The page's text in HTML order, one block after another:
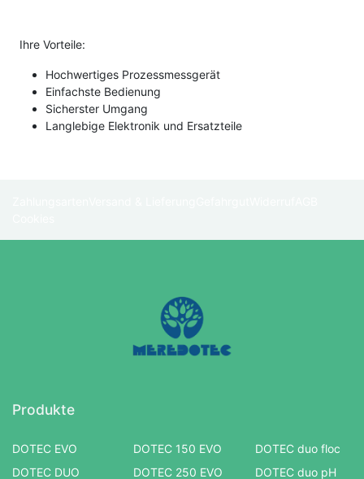
Ihre Vorteile:
Hochwertiges Prozessmessgerät
Einfachste Bedienung
Sicherster Umgang
Langlebige Elektronik und Ersatzteile
Produkte
DOTEC EVO
DOTEC DUO
DOTEC 150 EVO
DOTEC 250 EVO
DOTEC duo floc
DOTEC duo pH